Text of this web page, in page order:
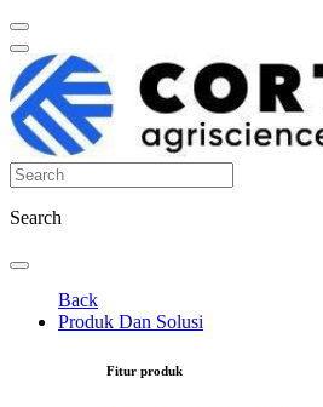
Search
Back
Produk Dan Solusi
Fitur produk